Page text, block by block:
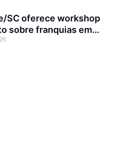
SC oferece workshop
sobre franquias em